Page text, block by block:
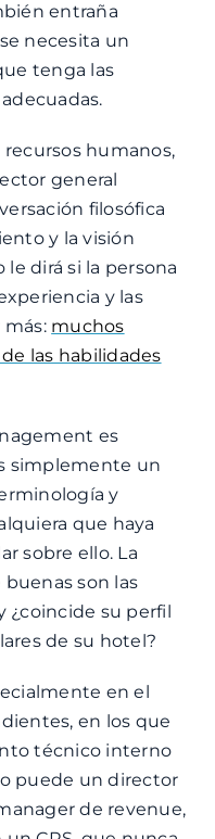
entraña
necesita un
tenga las
humanos,
general
filosófica
y la visión
le dirá si la persona
y las
más: muchos
las habilidades
es
simplemente un
y
que haya
sobre ello. La
son las
¿coincide su perfil
de su hotel?
en el
en los que
técnico interno
puede un director
de revenue,